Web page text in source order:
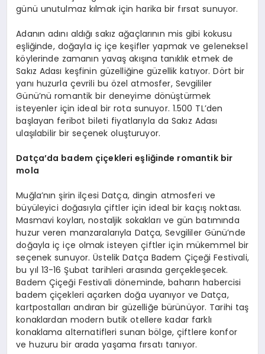
günü unutulmaz kılmak için harika bir fırsat sunuyor.
Adanın adını aldığı sakız ağaçlarının mis gibi kokusu
eşliğinde, doğayla iç içe keşifler yapmak ve geleneksel
köylerinde zamanın yavaş akışına tanıklık etmek de
Sakız Adası keşfinin güzelliğine güzellik katıyor. Dört bir
yanı huzurla çevrili bu özel atmosfer, Sevgililer
Günü’nü romantik bir deneyime dönüştürmek
isteyenler için ideal bir rota sunuyor. 1.500 TL’den
başlayan feribot bileti fiyatlarıyla da Sakız Adası
ulaşılabilir bir seçenek oluşturuyor.
Datça’da badem çiçekleri eşliğinde romantik bir
mola
Muğla’nın şirin ilçesi Datça, dingin atmosferi ve
büyüleyici doğasıyla çiftler için ideal bir kaçış noktası.
Masmavi koyları, nostaljik sokakları ve gün batımında
huzur veren manzaralarıyla Datça, Sevgililer Günü’nde
doğayla iç içe olmak isteyen çiftler için mükemmel bir
seçenek sunuyor. Üstelik Datça Badem Çiçeği Festivali,
bu yıl 13-16 Şubat tarihleri arasında gerçekleşecek.
Badem Çiçeği Festivali döneminde, baharın habercisi
badem çiçekleri açarken doğa uyanıyor ve Datça,
kartpostalları andıran bir güzelliğe bürünüyor. Tarihi taş
konaklardan modern butik otellere kadar farklı
konaklama alternatifleri sunan bölge, çiftlere konfor
ve huzuru bir arada yaşama fırsatı tanıyor.